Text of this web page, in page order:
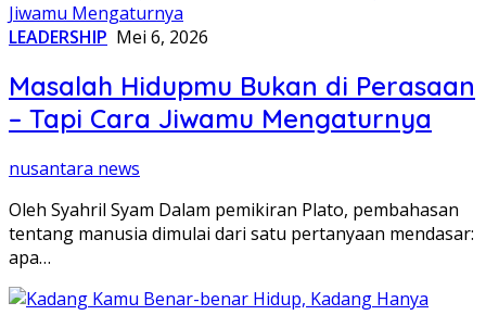
LEADERSHIP Mei 6, 2026
Masalah Hidupmu Bukan di Perasaan
– Tapi Cara Jiwamu Mengaturnya
nusantara news
Oleh Syahril Syam Dalam pemikiran Plato, pembahasan
tentang manusia dimulai dari satu pertanyaan mendasar:
apa…